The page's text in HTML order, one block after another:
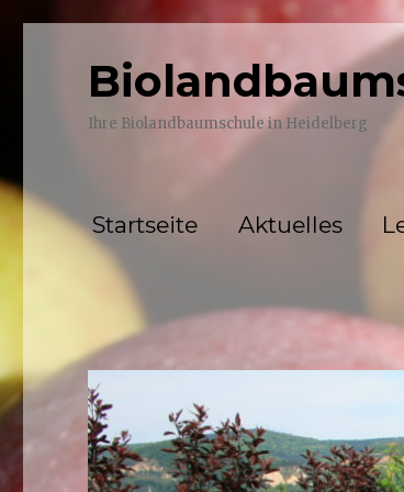
Ihre Biolandbaumschule in Heidelberg
Startseite Aktuelles